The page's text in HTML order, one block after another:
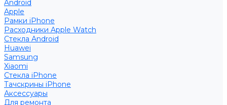
Android
Apple
Рамки iPhone
Расходники Apple Watch
Стекла Android
Huawei
Samsung
Xiaomi
Стекла iPhone
Тачскрины iPhone
Аксессуары
Для ремонта